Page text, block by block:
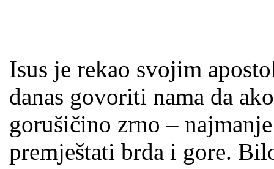
Isus je rekao svojim
danas govoriti nama da
gorušičino zrno –
premještati brda i gore.